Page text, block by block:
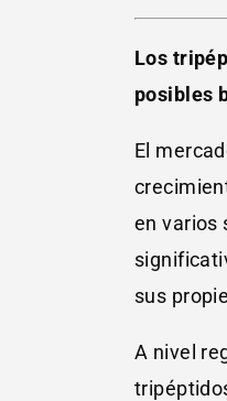
Los
posibles
El
en varios
sus
A nivel